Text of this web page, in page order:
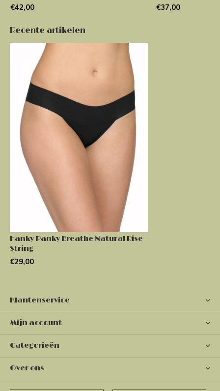
€42,00
€37,00
Recente artikelen
Hanky Panky Breathe Natural Rise
String
€29,00
Klantenservice
Mijn account
Categorieën
Over ons